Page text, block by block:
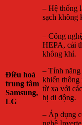
– Hệ thống
sạch không
Điều hoà
trung tâm
Samsung,
LG
– Công
HEPA, cải
không khí.
– Tính năng
khiển thông
từ xa với
bị di động.
– Áp dụng
nghệ